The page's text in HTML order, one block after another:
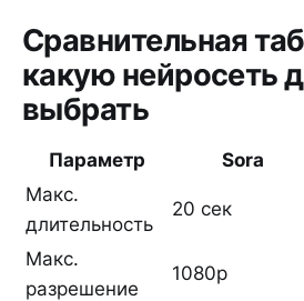
Сравнительная
какую нейросеть
выбрать
Параметр Sora
Макс.
длительность
20 сек
Макс.
разрешение
1080p